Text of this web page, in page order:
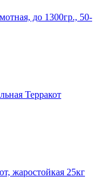
до 1300гр., 50-
Терракот
жаростойкая 25кг